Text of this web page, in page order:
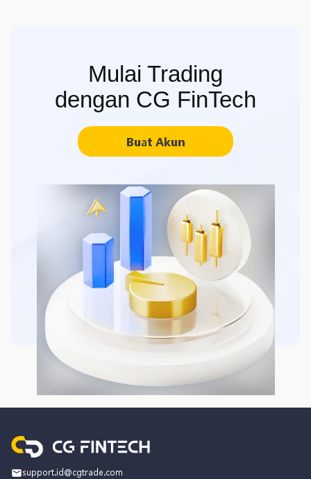
Mulai Trading
dengan CG FinTech
Buat Akun
support.id@cgtrade.com